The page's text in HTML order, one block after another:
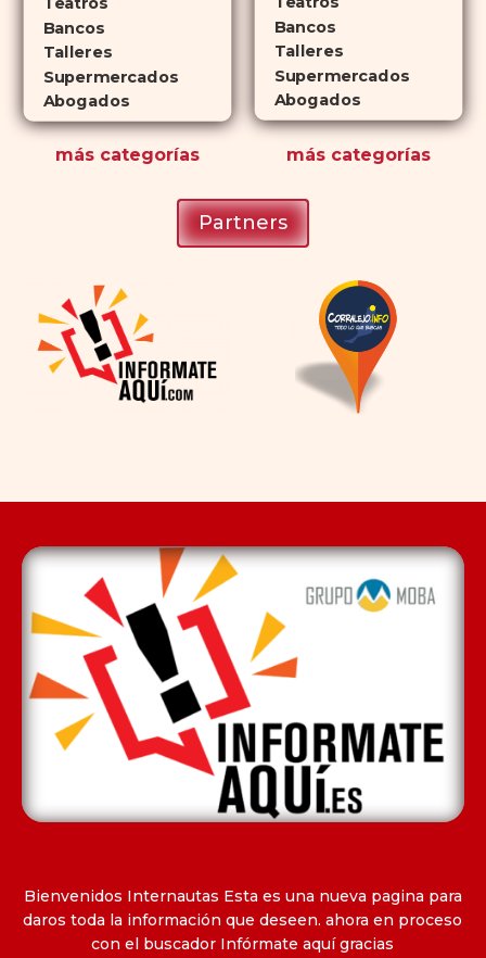
románticas con antelación.
Bancos
Talleres
Supermercados
Abogados
más categorías
Bancos
Talleres
Supermercados
Abogados
máscategorías
Partners
Bienvenidos Internautas Esta es una nueva pagina para
daros toda la información que deseen. ahora en proceso
con el buscador Infórmate aquí gracias